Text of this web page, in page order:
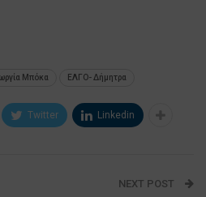
Μπόκα ΕΛΓΟ- Δήμητρα
Twitter Linkedin
NEXT POST